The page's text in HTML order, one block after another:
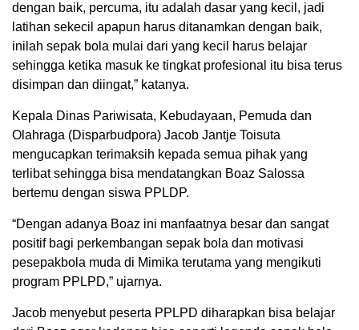
dengan baik, percuma, itu adalah dasar yang kecil, jadi
latihan sekecil apapun harus ditanamkan dengan baik,
inilah sepak bola mulai dari yang kecil harus belajar
sehingga ketika masuk ke tingkat profesional itu bisa terus
disimpan dan diingat,” katanya.
Kepala Dinas Pariwisata, Kebudayaan, Pemuda dan
Olahraga (Disparbudpora) Jacob Jantje Toisuta
mengucapkan terimaksih kepada semua pihak yang
terlibat sehingga bisa mendatangkan Boaz Salossa
bertemu dengan siswa PPLDP.
“Dengan adanya Boaz ini manfaatnya besar dan sangat
positif bagi perkembangan sepak bola dan motivasi
pesepakbola muda di Mimika terutama yang mengikuti
program PPLPD,” ujarnya.
Jacob menyebut peserta PPLPD diharapkan bisa belajar